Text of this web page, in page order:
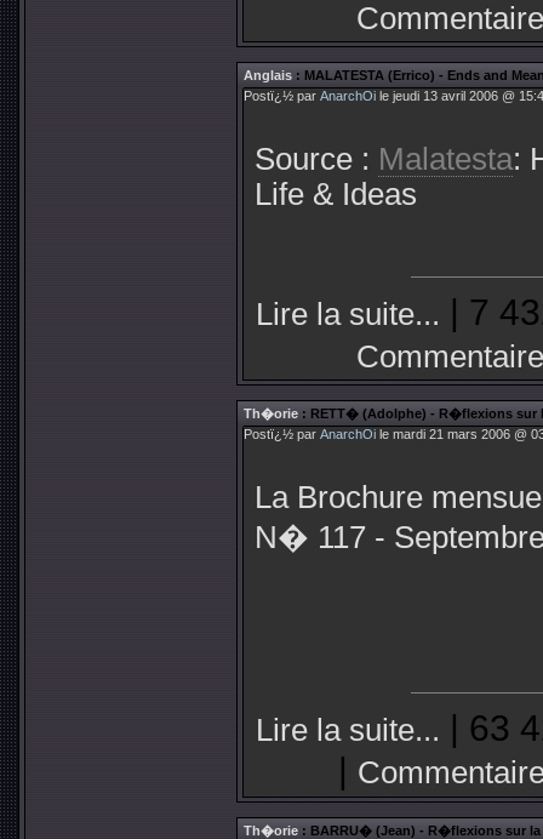
Anglais : MALATESTA (Errico) - Ends and
Postï¿½ par AnarchOi le jeudi 13 avril 2006 @
Source : Malatesta:
Life & Ideas
Lire la suite... | 7
Th�orie : RETT� (Adolphe) - R�flexions sur
Postï¿½ par AnarchOi le mardi 21 mars 2006 @
La Brochure
N� 117 -
Lire la suite... | 63
|
Th�orie : BARRU� (Jean) - R�flexions sur la